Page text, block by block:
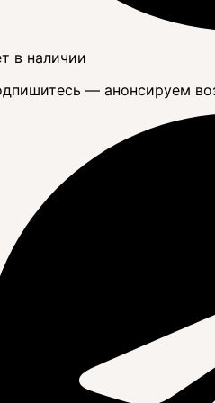
в наличии
— анонсируем